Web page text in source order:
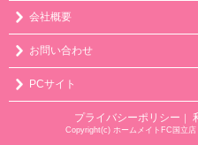
会社概要
お問い合わせ
PCサイト
プライバシーポリシー ｜
Copyright(c) ホームメイトFC国立